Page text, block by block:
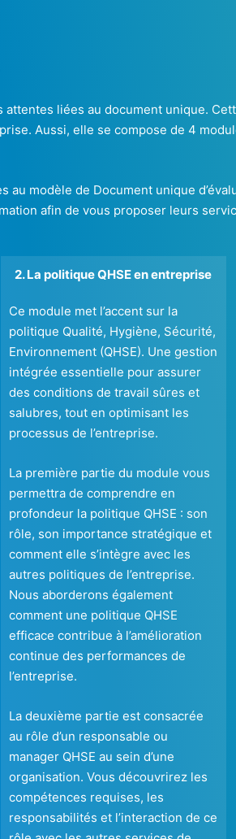
attentes liées au document unique.
Aussi, elle se compose de 4
au modèle de Document unique
afin de vous proposer leurs
2. La politique QHSE en entreprise
Ce module met l’accent sur la
politique Qualité, Hygiène, Sécurité,
Environnement (QHSE). Une gestion
intégrée essentielle pour assurer
des conditions de travail sûres et
salubres, tout en optimisant les
processus de l’entreprise.
La première partie du module vous
permettra de comprendre en
profondeur la politique QHSE : son
rôle, son importance stratégique et
comment elle s’intègre avec les
autres politiques de l’entreprise.
Nous aborderons également
comment une politique QHSE
efficace contribue à l’amélioration
continue des performances de
l’entreprise.
La deuxième partie est consacrée
au rôle d’un responsable ou
manager QHSE au sein d’une
organisation. Vous découvrirez les
compétences requises, les
responsabilités et l’interaction de ce